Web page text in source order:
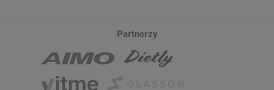
Partnerzy